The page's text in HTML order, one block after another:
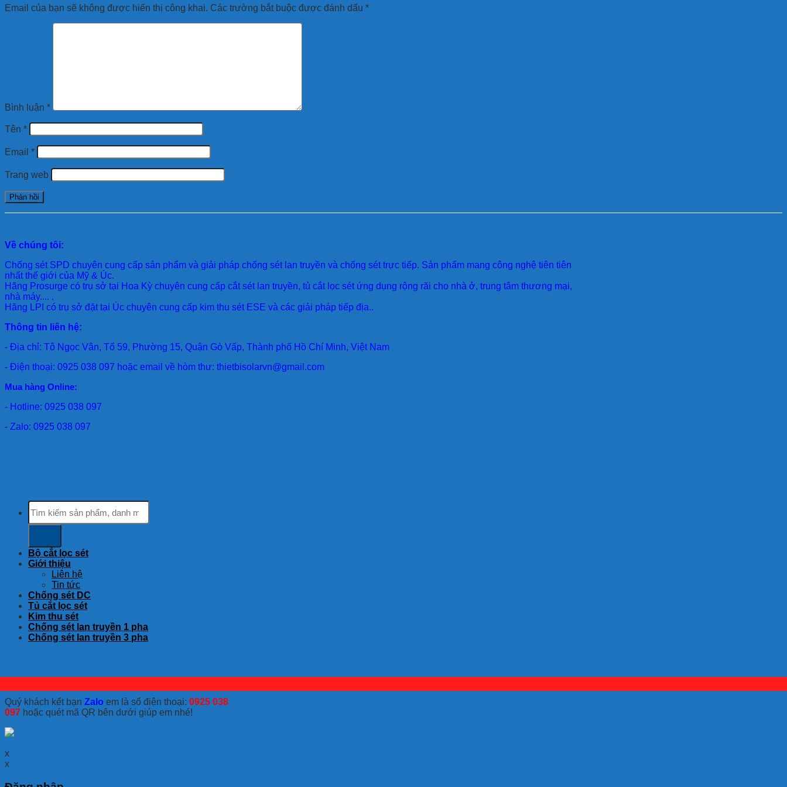
Email của bạn sẽ không được hiển thị công khai. Các trường bắt buộc được đánh dấu *
Bình luận *
Tên *
Email *
Trang web
Về chúng tôi:
Chống sét SPD chuyên cung cấp sản phẩm và giải pháp chống sét lan truyền và chống sét trực tiếp. Sản phẩm mang công nghệ tiên tiên
nhất thế giới của Mỹ & Úc.
Hãng Prosurge có trụ sở tại Hoa Kỳ chuyên cung cấp cắt sét lan truyền, tủ cắt lọc sét ứng dụng rộng rãi cho nhà ở, trung tâm thương mại,
nhà máy.... .
Hãng LPI có trụ sở đặt tại Úc chuyên cung cấp kim thu sét ESE và các giải pháp tiếp địa..
Thông tin liên hệ:
- Địa chỉ: Tô Ngọc Vân, Tổ 59, Phường 15, Quận Gò Vấp, Thành phố Hồ Chí Minh, Việt Nam
- Điện thoại: 0925 038 097 hoặc email về hòm thư: thietbisolarvn@gmail.com
Mua hàng Online:
- Hotline: 0925 038 097
- Zalo: 0925 038 097
Tìm
kiếm:
Bộ cắt lọc sét
Giới thiệu
Liên hệ
Tin tức
Chống sét DC
Tủ cắt lọc sét
Kim thu sét
Chống sét lan truyền 1 pha
Chống sét lan truyền 3 pha
Quý khách kết bạn Zalo em là số điện thoại: 0925 038
097 hoặc quét mã QR bên dưới giúp em nhé!
x
x